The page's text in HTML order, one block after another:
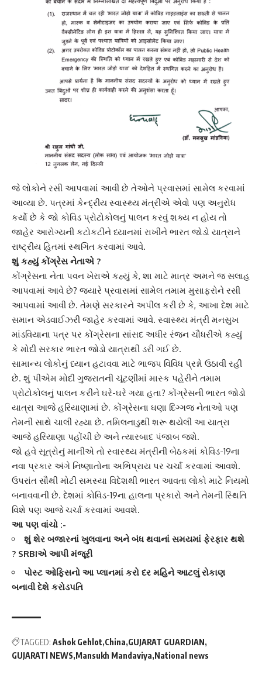
જે લોકોને રસી આપવામાં આવી છે તેઓને પ્રવાસમાં સામેલ કરવામાં
આવ્યા છે. પત્રમાં કેન્દ્રીય સ્વાસ્થ્ય મંત્રીએ એવો પણ અનુરોધ
કર્યો છે કે જો કોવિડ પ્રોટોકોલનું પાલન કરવું શક્ય ન હોય તો
જાહેર આરોગ્યની કટોકટીને ધ્યાનમાં રાખીને ભારત જોડો યાત્રાને
રાષ્ટ્રીય હિતમાં સ્થગિત કરવામાં આવે.
શું કહ્યું કોંગ્રેસ નેતાએ ?
કોંગ્રેસના નેતા પવન ખેરાએ કહ્યું કે, શા માટે માત્ર અમને જ સલાહ
આપવામાં આવે છે? જ્યારે પ્રવાસમાં સામેલ તમામ મુસાફરોને રસી
આપવામાં આવી છે. તેમણે સરકારને અપીલ કરી છે કે, આખા દેશ માટે
સમાન એડવાઈઝરી જાહેર કરવામાં આવે. સ્વાસ્થ્ય મંત્રી મનસુખ
માંડવિયાના પત્ર પર કોંગ્રેસના સાંસદ અધીર રંજન ચૌધરીએ કહ્યું
કે મોદી સરકાર ભારત જોડો યાત્રાથી ડરી ગઈ છે.
સામાન્ય લોકોનું ધ્યાન હટાવવા માટે ભાજપ વિવિધ પ્રશ્નો ઉઠાવી રહી
છે. શું પીએમ મોદી ગુજરાતની ચૂંટણીમાં માસ્ક પહેરીને તમામ
પ્રોટોકોલનું પાલન કરીને ઘરે-ઘરે ગયા હતા? કોંગ્રેસની ભારત જોડો
યાત્રા આજે હરિયાણામાં છે. કોંગ્રેસના ઘણા દિગ્ગજ નેતાઓ પણ
તેમની સાથે ચાલી રહ્યા છે. તમિલનાડુથી શરૂ થયેલી આ યાત્રા
આજે હરિયાણા પહોંચી છે અને ત્યારબાદ પંજાબ જશે.
જો હવે સૂત્રોનું માનીએ તો સ્વાસ્થ્ય મંત્રીની બેઠકમાં કોવિડ-19ના
નવા પ્રકાર અંગે નિષ્ણાતોના અભિપ્રાય પર ચર્ચા કરવામાં આવશે.
ઉપરાંત સૌથી મોટી સમસ્યા વિદેશથી ભારત આવતા લોકો માટે નિયમો
બનાવવાની છે. દેશમાં કોવિડ-19ના હાલના પ્રકારો અને તેમની સ્થિતિ
વિશે પણ આજે ચર્ચા કરવામાં આવશે.
આ પણ વાંચો :-
શું શેર બજારનાં ખુલવાના અને બંધ થવાનાં સમયમાં ફેરફાર થશે
? SRBIએ આપી મંજૂરી
પોસ્ટ ઓફિસનો આ પ્લાનમાં કરો દર મહિને આટલું રોકાણ
બનાવી દેશે કરોડપતિ
TAGGED: Ashok Gehlot China GUJARAT GUARDIAN
GUJARATI NEWS Mansukh Mandaviya National news